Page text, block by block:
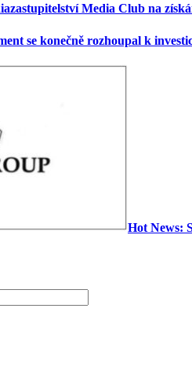
Media Club na
se konečně rozhoupal k
Hot News: